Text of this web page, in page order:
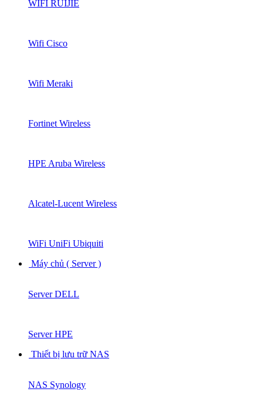
WIFI RUIJIE
Wifi Cisco
Wifi Meraki
Fortinet Wireless
HPE Aruba Wireless
Alcatel-Lucent Wireless
WiFi UniFi Ubiquiti
Máy chủ ( Server )
Server DELL
Server HPE
Thiết bị lưu trữ NAS
NAS Synology